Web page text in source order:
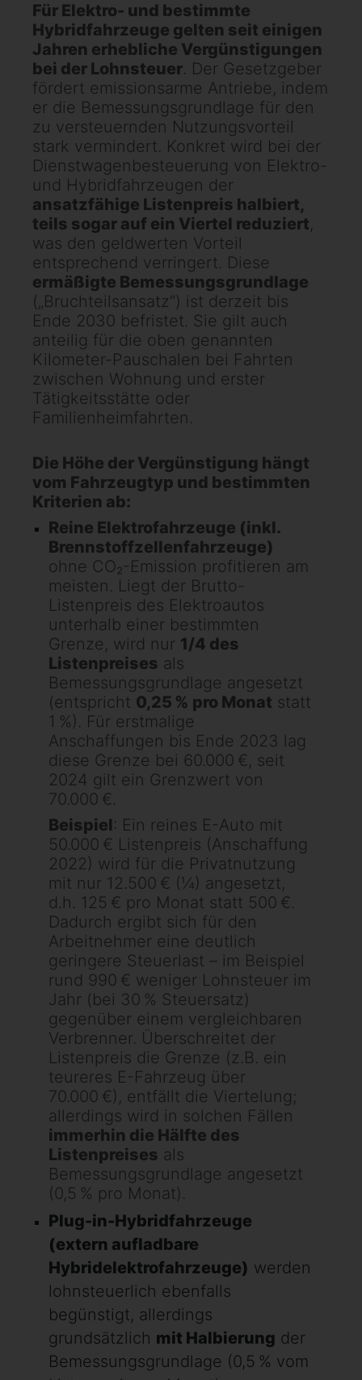
Für Elektro- und bestimmte
Hybridfahrzeuge gelten seit einigen
Jahren erhebliche Vergünstigungen
bei der Lohnsteuer. Der Gesetzgeber
fördert emissionsarme Antriebe, indem
er die Bemessungsgrundlage für den
zu versteuernden Nutzungsvorteil
stark vermindert. Konkret wird bei der
Dienstwagenbesteuerung von Elektro-
und Hybridfahrzeugen der
ansatzfähige Listenpreis halbiert,
teils sogar auf ein Viertel reduziert,
was den geldwerten Vorteil
entsprechend verringert. Diese
ermäßigte Bemessungsgrundlage
(„Bruchteilsansatz“) ist derzeit bis
Ende 2030 befristet. Sie gilt auch
anteilig für die oben genannten
Kilometer-Pauschalen bei Fahrten
zwischen Wohnung und erster
Tätigkeitsstätte oder
Familienheimfahrten.
Die Höhe der Vergünstigung hängt
vom Fahrzeugtyp und bestimmten
Kriterien ab:
Reine Elektrofahrzeuge (inkl.
Brennstoffzellenfahrzeuge)
ohne CO₂-Emission profitieren am
meisten. Liegt der Brutto-
Listenpreis des Elektroautos
unterhalb einer bestimmten
Grenze, wird nur 1/4 des
Listenpreises als
Bemessungsgrundlage angesetzt
(entspricht 0,25 % pro Monat statt
1 %). Für erstmalige
Anschaffungen bis Ende 2023 lag
diese Grenze bei 60.000 €, seit
2024 gilt ein Grenzwert von
70.000 €.
Beispiel: Ein reines E-Auto mit
50.000 € Listenpreis (Anschaffung
2022) wird für die Privatnutzung
mit nur 12.500 € (¼) angesetzt,
d.h. 125 € pro Monat statt 500 €.
Dadurch ergibt sich für den
Arbeitnehmer eine deutlich
geringere Steuerlast – im Beispiel
rund 990 € weniger Lohnsteuer im
Jahr (bei 30 % Steuersatz)
gegenüber einem vergleichbaren
Verbrenner. Überschreitet der
Listenpreis die Grenze (z.B. ein
teureres E-Fahrzeug über
70.000 €), entfällt die Viertelung;
allerdings wird in solchen Fällen
immerhin die Hälfte des
Listenpreises als
Bemessungsgrundlage angesetzt
(0,5 % pro Monat).
Plug-in-Hybridfahrzeuge
(extern aufladbare
Hybridelektrofahrzeuge) werden
lohnsteuerlich ebenfalls
begünstigt, allerdings
grundsätzlich mit Halbierung der
Bemessungsgrundlage (0,5 % vom